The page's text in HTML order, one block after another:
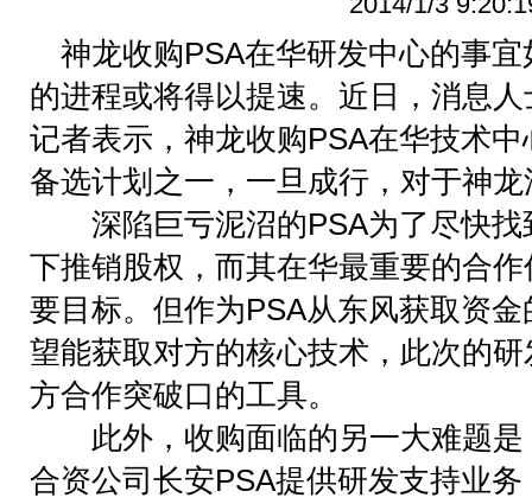
神龙收购PSA在华研发中心的事宜
的进程或将得以提速。近日，消息
记者表示，神龙收购PSA在华技术
备选计划之一，一旦成行，对于神
深陷巨亏泥沼的PSA为了尽快找
下推销股权，而其在华最重要的合
要目标。但作为PSA从东风获取资
望能获取对方的核心技术，此次的
方合作突破口的工具。
此外，收购面临的另一大难题是
合资公司长安PSA提供研发支持业